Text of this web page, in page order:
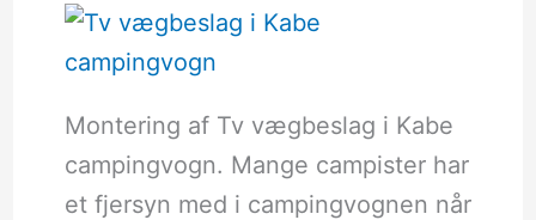
Montering af Tv vægbeslag i Kabe
campingvogn. Mange campister har
et fjersyn med i campingvognen når